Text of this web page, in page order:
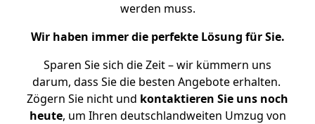
werden muss.
Wir haben immer die perfekte Lösung für Sie.
Sparen Sie sich die Zeit – wir kümmern uns
darum, dass Sie die besten Angebote erhalten.
Zögern Sie nicht und kontaktieren Sie uns noch
heute, um Ihren deutschlandweiten Umzug von